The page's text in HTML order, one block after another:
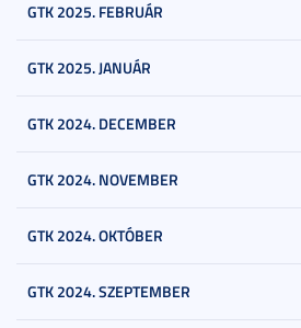
GTK 2025. FEBRUÁR
GTK 2025. JANUÁR
GTK 2024. DECEMBER
GTK 2024. NOVEMBER
GTK 2024. OKTÓBER
GTK 2024. SZEPTEMBER